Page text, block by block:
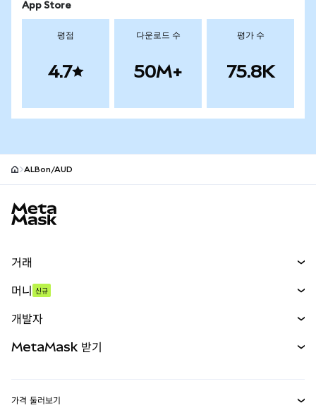
App Store
평점
4.7
다운로드 수
50M+
평가 수
75.8K
ALBon/AUD
거래
무기한 선물
실물자산
머니 신규
개발자
MetaMask 받기
가격 둘러보기